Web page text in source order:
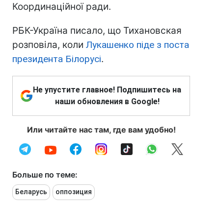
Координаційної ради.
РБК-Україна писало, що Тихановская
розповіла, коли Лукашенко піде з поста
президента Білорусі.
Не упустите главное! Подпишитесь на
наши обновления в Google!
Или читайте нас там, где вам удобно!
Больше по теме:
Беларусь оппозиция